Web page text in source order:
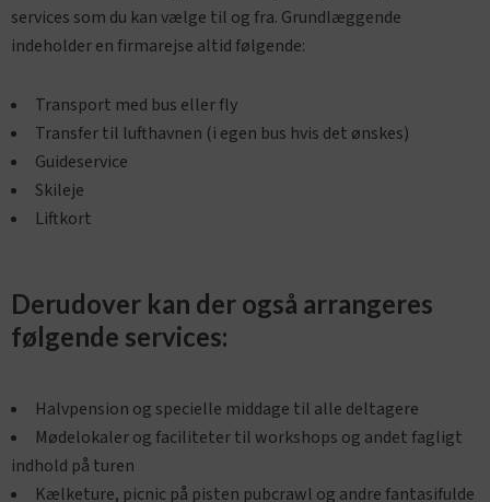
services som du kan vælge til og fra. Grundlæggende
indeholder en firmarejse altid følgende:
Transport med bus eller fly
Transfer til lufthavnen (i egen bus hvis det ønskes)
Guideservice
Skileje
Liftkort
Derudover kan der også arrangeres
følgende services:
Halvpension og specielle middage til alle deltagere
Mødelokaler og faciliteter til workshops og andet fagligt
indhold på turen
Kælketure, picnic på pisten pubcrawl og andre fantasifulde